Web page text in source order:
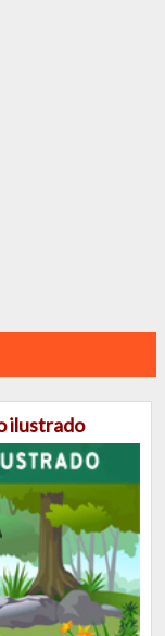
ilustrado